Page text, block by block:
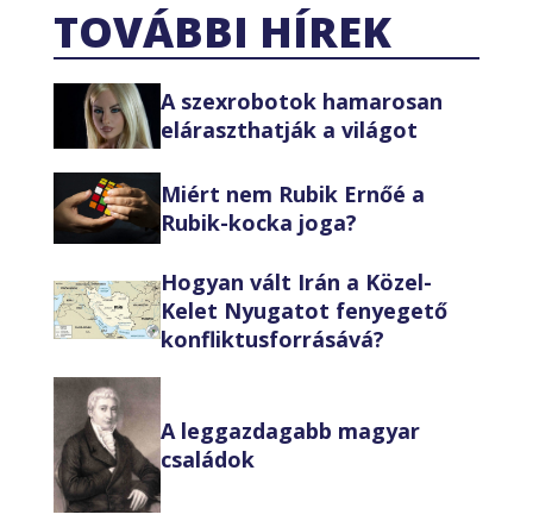
TOVÁBBI HÍREK
A szexrobotok hamarosan
eláraszthatják a világot
Miért nem Rubik Ernőé a
Rubik-kocka joga?
Hogyan vált Irán a Közel-
Kelet Nyugatot fenyegető
konfliktusforrásává?
A leggazdagabb magyar
családok